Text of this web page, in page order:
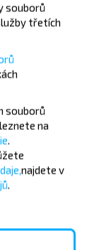
nabídky
odběru
souborů
třetích
souborů
na
.
najdete v
.